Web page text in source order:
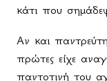
κάτι που
Αν και
πρώτες είχε
παντοτινή του